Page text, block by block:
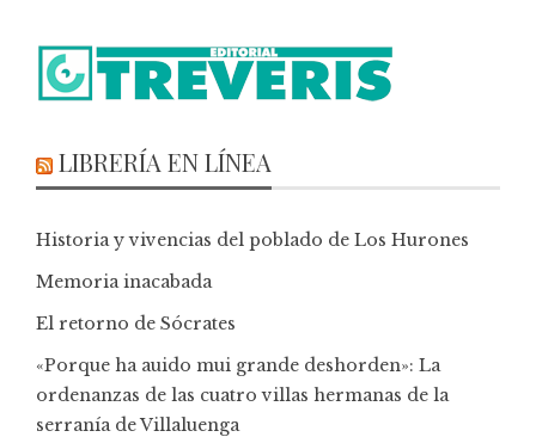
LIBRERÍA EN LÍNEA
Historia y vivencias del poblado de Los Hurones
Memoria inacabada
El retorno de Sócrates
«Porque ha auido mui grande deshorden»: La
ordenanzas de las cuatro villas hermanas de la
serranía de Villaluenga